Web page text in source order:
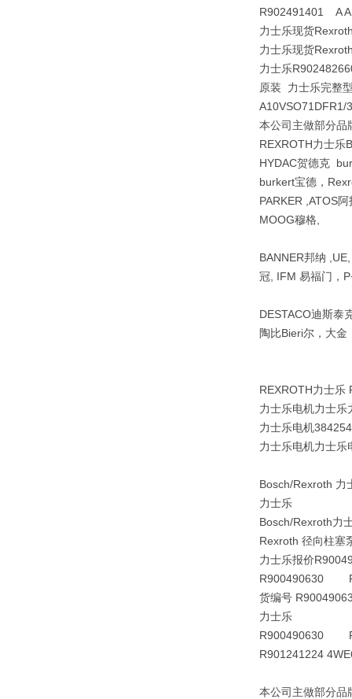
R902491401 A
力士乐现货
力士乐现货
力士乐
原装 力士乐完整
本公司主做部分品
REXROTH力士乐
HYDAC贺德克
burkert宝德，
PARKER ,ATOS
MOOG穆格,
BANNER邦纳
冠, IFM 易福门，
DESTACO迪斯泰
陶比Bieri尔，大金
REXROTH力士
力士乐电机力士
力士乐电机
力士乐电机力士
Bosch/Rexroth 力
力士乐
Bosch/Rexroth力
Rexroth 径向柱塞
力士乐报价
R900490630
货编号
力士乐
R900490630
R901241224
本公司主做部分品